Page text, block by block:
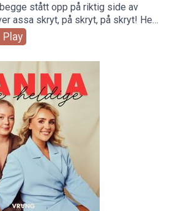
stått opp på riktig side av
assa skryt, på skryt, på skryt! Her
tårer og glede, og særdeles
en slik Lone, eller?
Play